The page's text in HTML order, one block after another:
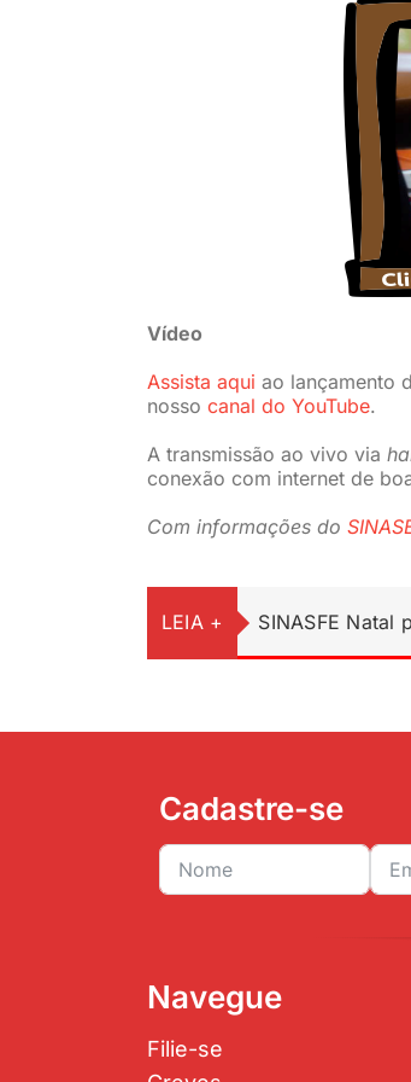
Vídeo
Assista aqui ao lançamento
nosso canal do YouTube.
A transmissão ao vivo via
conexão com internet de
Com informações do
LEIA + SINASFE
Cadastre-se
Navegue
Filie-se